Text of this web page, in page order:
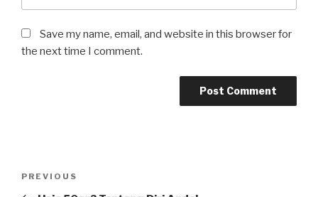
Save my name, email, and website in this browser for
the next time I comment.
Previous
PREVIOUS